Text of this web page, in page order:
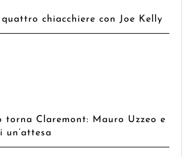
chiacchiere con Joe Kelly
torna Claremont: Mauro Uzzeo e
un’attesa